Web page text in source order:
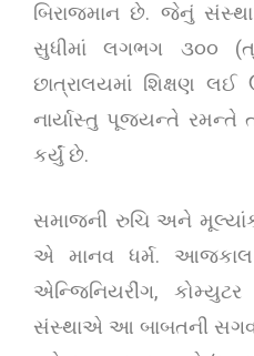
બિરાજમાન છે. જેનું
સુધીમાં લગભગ ૩૦૦
છાત્રાલયમાં શિક્ષણ લઈ
નાર્યાસ્તુ પૂજયન્તે રમન્તે
કર્યું છે.
સમાજની રુચિ અને
એ માનવ ધર્મ. આજકાલ
એન્જિનિયરીંગ,
સંસ્થાએ આ બાબતની